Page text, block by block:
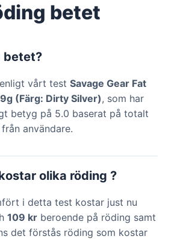
betet
betet?
vårt test Savage Gear Fat
(Färg: Dirty Silver), som har
betyg på 5.0 baserat på totalt
användare.
olika röding ?
i detta test kostar just nu
109 kr beroende på röding samt
det förstås röding som kostar